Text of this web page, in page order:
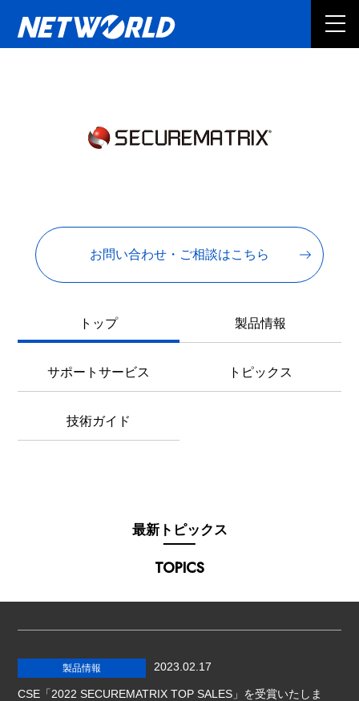
お問い合わせ・ご相談はこちら
トップ 製品情報
サポートサービス トピックス
技術ガイド
TOPICS
最新トピックス
製品情報 2023.02.17
CSE「2022 SECUREMATRIX TOP SALES」を受賞いたしま